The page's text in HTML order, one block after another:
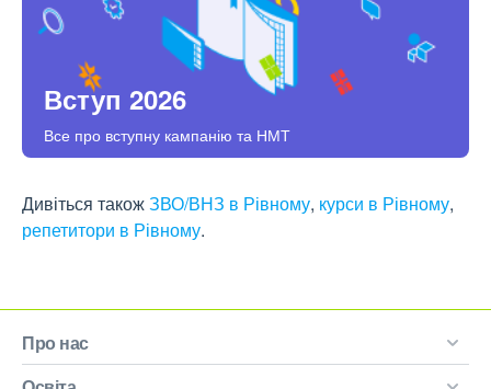
Вступ 2026
Все про вступну кампанію та НМТ
Дивіться такожЗВО/ВНЗ в Рівному, курси в Рівному,
репетитори в Рівному.
Про нас